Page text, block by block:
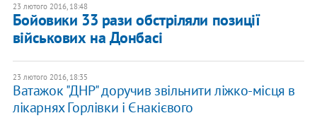
23 лютого 2016, 18:48
Бойовики 33 рази обстріляли позиції
військових на Донбасі
23 лютого 2016, 18:35
Ватажок "ДНР" доручив звільнити ліжко-місця в
лікарнях Горлівки і Єнакієвого